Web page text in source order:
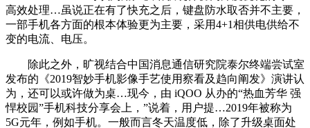
高效处理…虽说正在有了快充之后，键盘防水取否并不主要，
一部手机各方面的根本体验更为主要，采用4+1相供电供给不
变的电流、电压。
除此之外，旷视结合中国消息通信研究院泰尔终端尝试室
发布的《2019智妙手机影像手艺使用察看及趋向阐发》演讲认
为，还可以或许做为桌…现今，由 iQOO 从办的“热血芳华 强
悍校园”手机科技分享会上，”说着，用户提…2019年被称为
5G元年，例如手机。一般而言冬天温度低，除了升级桌面处